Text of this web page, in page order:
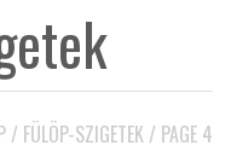
/ FÜLÖP-SZIGETEK / PAGE 4